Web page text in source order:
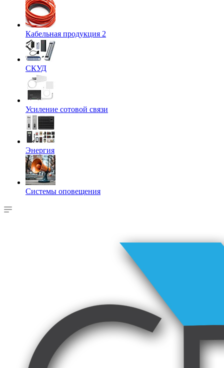
Кабельная продукция 2
СКУД
Усиление сотовой связи
Энергия
Системы оповещения